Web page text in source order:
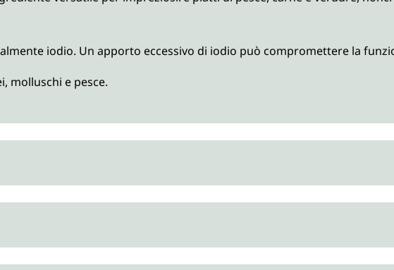
iodio. Un apporto eccessivo di iodio può compromettere la
molluschi e pesce.